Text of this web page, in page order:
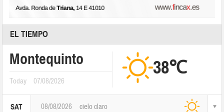
EL TIEMPO
Montequinto
Today 07/08/2026
38℃
SAT 08/08/2026 cielo claro